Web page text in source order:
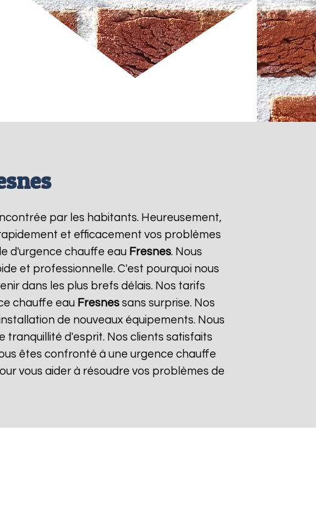
par les habitants. Heureusement,
et efficacement vos problèmes
d'urgence chauffe eau Fresnes. Nous
et professionnelle. C'est pourquoi nous
dans les plus brefs délais. Nos tarifs
chauffe eau Fresnes sans surprise. Nos
de nouveaux équipements. Nous
d'esprit. Nos clients satisfaits
êtes confronté à une urgence chauffe
vous aider à résoudre vos problèmes de